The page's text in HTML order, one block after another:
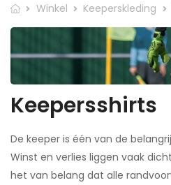
Winkel Keeperskleding
Keepersshirts
De keeper is één van de
Winst en verlies liggen vaak
het van belang dat alle